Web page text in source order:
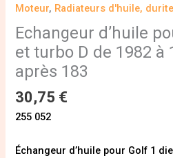
Moteur, Radiateurs d'huile,
Echangeur d’huile
et turbo D de 1982 à
après 183
30,75 €
255 052
Échangeur d’huile pour Golf 1